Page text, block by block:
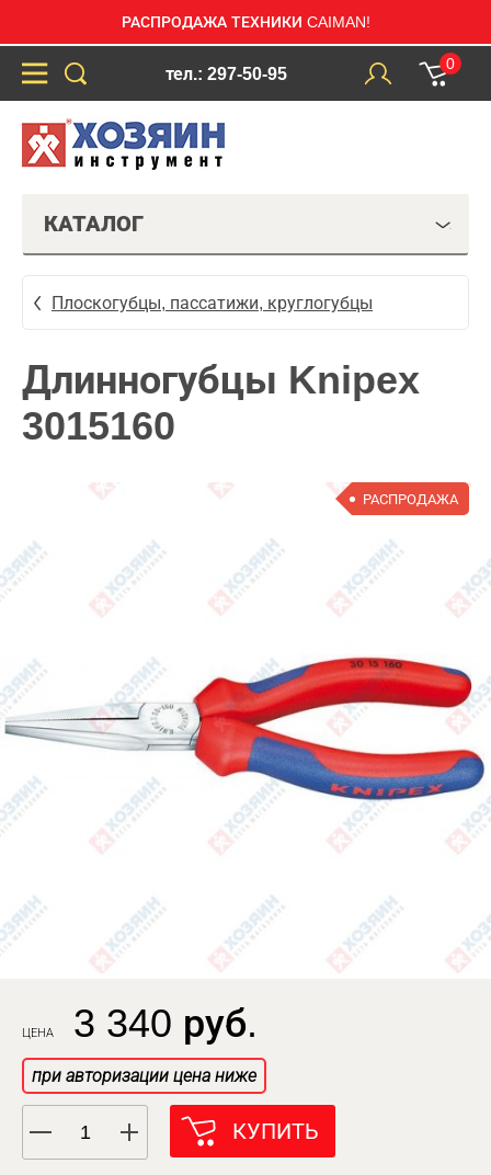
РАСПРОДАЖА ТЕХНИКИ CAIMAN!
тел.: 297-50-95
0
КАТАЛОГ
Плоскогубцы, пассатижи, круглогубцы
Длинногубцы Knipex
3015160
РАСПРОДАЖА
ЦЕНА 3 340 руб.
при авторизации цена ниже
КУПИТЬ